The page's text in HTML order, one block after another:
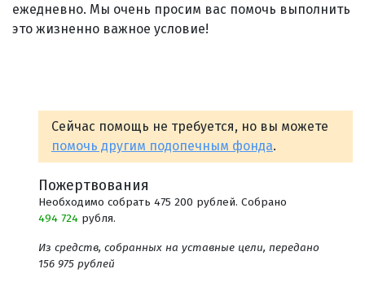
ежедневно. Мы очень просим вас помочь выполнить
это жизненно важное условие!
Сейчас помощь не требуется, но вы можете
помочь другим подопечным фонда.
Пожертвования
Необходимо собрать 475 200 рублей. Собрано
494 724 рубля.
Из средств, собранных на уставные цели, передано
156 975 рублей